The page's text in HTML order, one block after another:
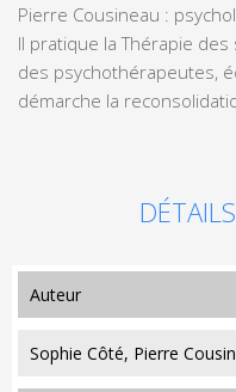
Pierre Cousineau :
Il pratique la Thérapie des
des psychothérapeutes,
démarche la
DÉTAILS
auteur
Sophie Côté, Pierre